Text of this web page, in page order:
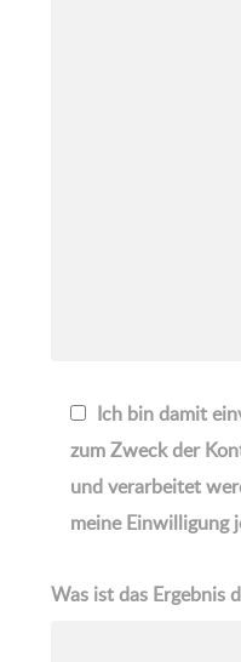
Ich bin damit
zum Zweck der
und verarbeitet
meine Einwilligung
Was ist das Ergebnis